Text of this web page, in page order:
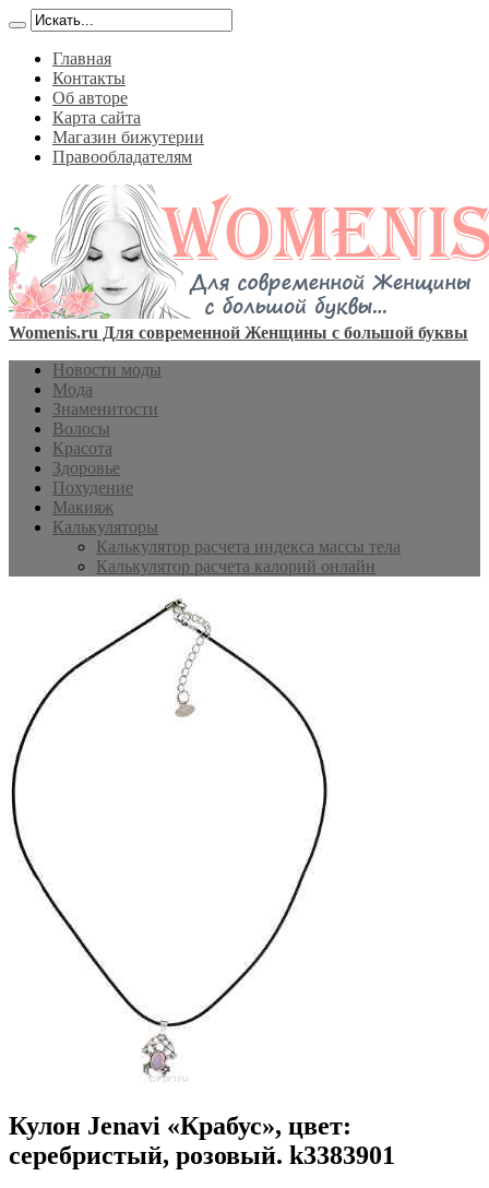
Главная
Контакты
Об авторе
Карта сайта
Магазин бижутерии
Правообладателям
Womenis.ru Для современной Женщины с большой буквы
Новости моды
Мода
Знаменитости
Волосы
Красота
Здоровье
Похудение
Макияж
Калькуляторы
Калькулятор расчета индекса массы тела
Калькулятор расчета калорий онлайн
Кулон Jenavi «Крабус», цвет:
серебристый, розовый. k3383901